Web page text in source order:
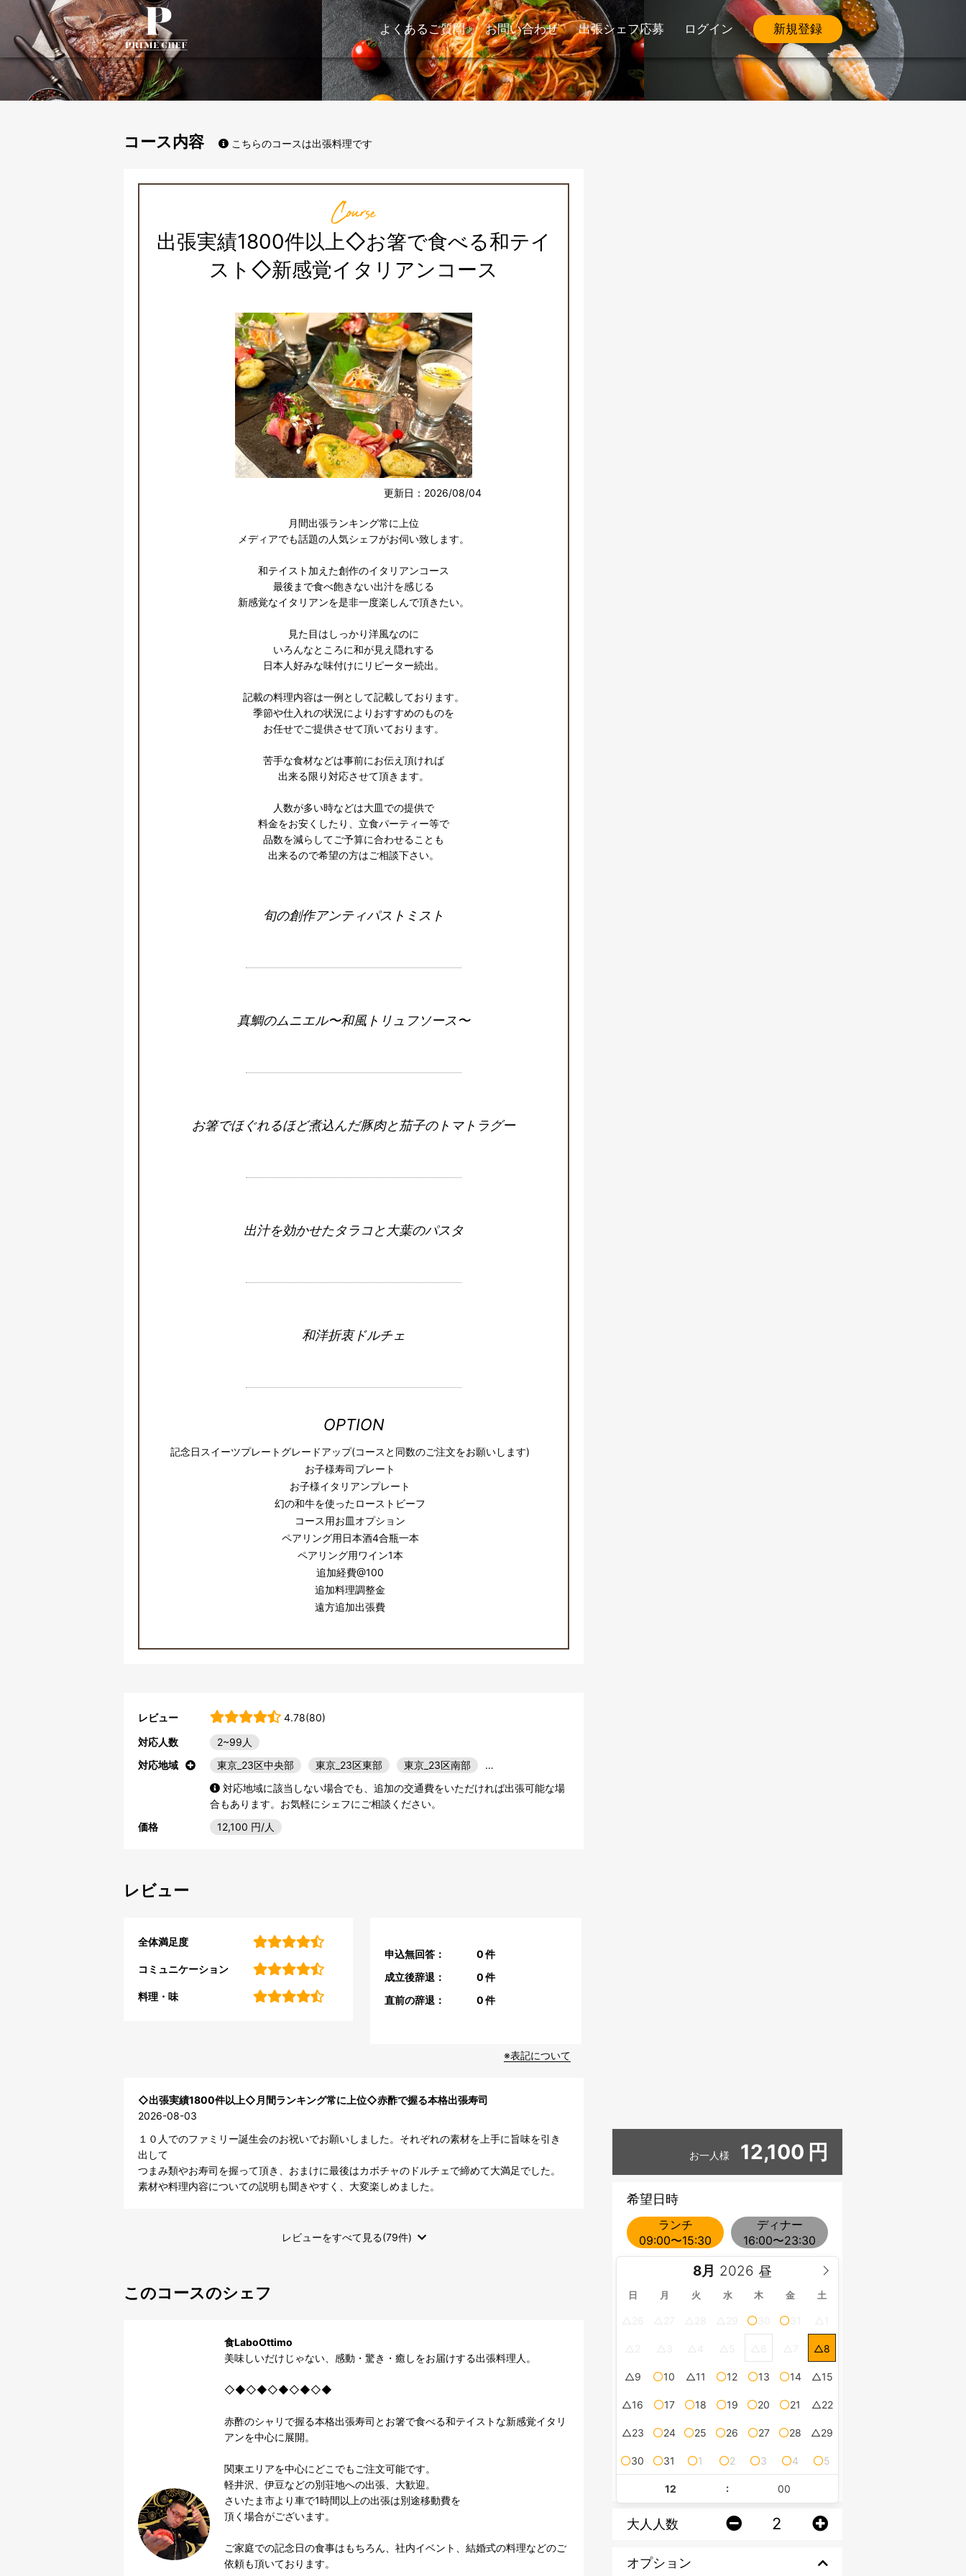
よくあるご質問 お問い合わせ 出張シェフ応募 ログイン 新規登録
コース内容 こちらのコースは出張料理です
Course
出張実績1800件以上◇お箸で食べる和テイ
スト◇新感覚イタリアンコース
更新日：2026/08/04
月間出張ランキング常に上位
メディアでも話題の人気シェフがお伺い致します。
和テイスト加えた創作のイタリアンコース
最後まで食べ飽きない出汁を感じる
新感覚なイタリアンを是非一度楽しんで頂きたい。
見た目はしっかり洋風なのに
いろんなところに和が見え隠れする
日本人好みな味付けにリピーター続出。
記載の料理内容は一例として記載しております。
季節や仕入れの状況によりおすすめのものを
お任せでご提供させて頂いております。
苦手な食材などは事前にお伝え頂ければ
出来る限り対応させて頂きます。
人数が多い時などは大皿での提供で
料金をお安くしたり、立食パーティー等で
品数を減らしてご予算に合わせることも
出来るので希望の方はご相談下さい。
旬の創作アンティパストミスト
真鯛のムニエル〜和風トリュフソース〜
お箸でほぐれるほど煮込んだ豚肉と茄子のトマトラグー
出汁を効かせたタラコと大葉のパスタ
和洋折衷ドルチェ
OPTION
記念日スイーツプレートグレードアップ(コースと同数のご注文をお願いします)
お子様寿司プレート
お子様イタリアンプレート
幻の和牛を使ったローストビーフ
コース用お皿オプション
ペアリング用日本酒4合瓶一本
ペアリング用ワイン1本
追加経費@100
追加料理調整金
遠方追加出張費
レビュー
4.78(80)
対応人数
2~99人
対応地域
東京_23区中央部 東京_23区東部 東京_23区南部
…
対応地域に該当しない場合でも、追加の交通費をいただければ出張可能な場
合もあります。お気軽にシェフにご相談ください。
価格
12,100 円/人
レビュー
全体満足度
コミュニケーション
料理・味
申込無回答： 0件
成立後辞退：
0件
直前の辞退：
0件
※表記について
◇出張実績1800件以上◇月間ランキング常に上位◇赤酢で握る本格出張寿司
2026-08-03
１０人でのファミリー誕生会のお祝いでお願いしました。それぞれの素材を上手に旨味を引き
出して
つまみ類やお寿司を握って頂き、おまけに最後はカボチャのドルチェで締めて大満足でした。
素材や料理内容についての説明も聞きやすく、大変楽しめました。
レビューをすべて見る(79件)
このコースのシェフ
食LaboOttimo
美味しいだけじゃない、感動・驚き・癒しをお届けする出張料理人。
◇◆◇◆◇◆◇◆◇◆
赤酢のシャリで握る本格出張寿司とお箸で食べる和テイストな新感覚イタリ
アンを中心に展開。
関東エリアを中心にどこでもご注文可能です。
軽井沢、伊豆などの別荘地への出張、大歓迎。
さいたま市より車で1時間以上の出張は別途移動費を
頂く場合がございます。
ご家庭での記念日の食事はもちろん、社内イベント、結婚式の料理などのご
依頼も頂いております。
お一人様 12,100 円
希望日時
ランチ
09:00〜15:30
ディナー
16:00〜23:30
8月
日 月 火 水 木 金 土
30 31
8
9 10 11 12 13 14 15
16 17 18 19 20 21 22
23 24 25 26 27 28 29
30 31 1 2 3 4 5
:
大人人数
オプション